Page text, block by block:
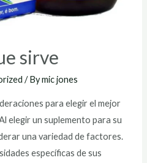
sirve
/ Bymic jones
para elegir el mejor
elegir un suplemento para su
una variedad de factores.
específicas de sus